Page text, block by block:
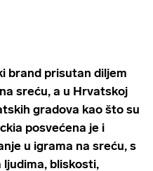
brand prisutan diljem
sreću, a u Hrvatskoj
gradova kao što su
posvećena je i
u igrama na sreću, s
bliskosti,